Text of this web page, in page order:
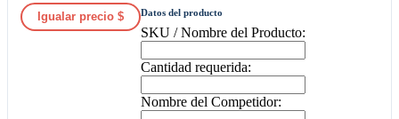
Igualar precio $ Datos del producto
SKU / Nombre del Producto:
Cantidad requerida:
Nombre del Competidor: